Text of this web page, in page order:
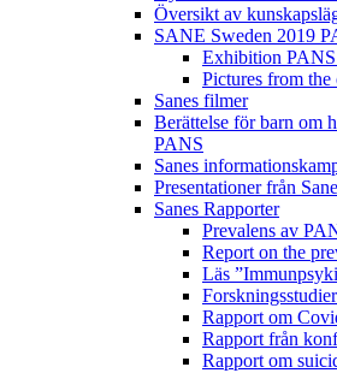
Översikt av
SANE Sweden 2019
Exhibition
Pictures from the
Sanes filmer
Berättelse för barn om
PANS
Sanes
Presentationer från
Sanes Rapporter
Prevalens av
Report on the
Läs
Rapport om
Rapport från
Rapport om